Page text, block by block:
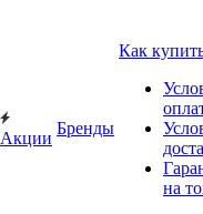
Акции
Бренды
Как
на